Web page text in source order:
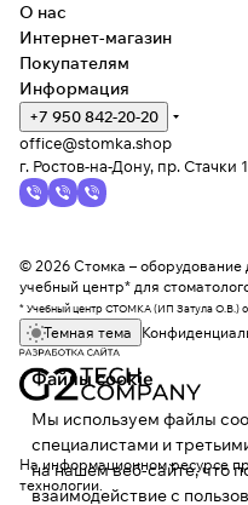
Файлы cookie
Мы используем файлы
специалистами и
на нашем веб-сайте, что
взаимодействие с
О нас
Интернет-магазин
Покупателям
Информация
+7 950 842-20-20
office@stomka.shop
г. Ростов-на-Дону, пр. Стачки
© 2026 Стомка – оборудование
учебный центр* для
* Учебный центр СТОМКА (ИП Затула О.В.)
Темная тема
На информационном ресурсе
технологии